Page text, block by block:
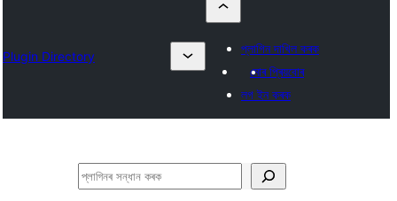
Plugin Directory
প্লাগিন দাখিল কৰক
মোৰ প্ৰিয়বোৰ
লগ ইন কৰক
সন্ধান